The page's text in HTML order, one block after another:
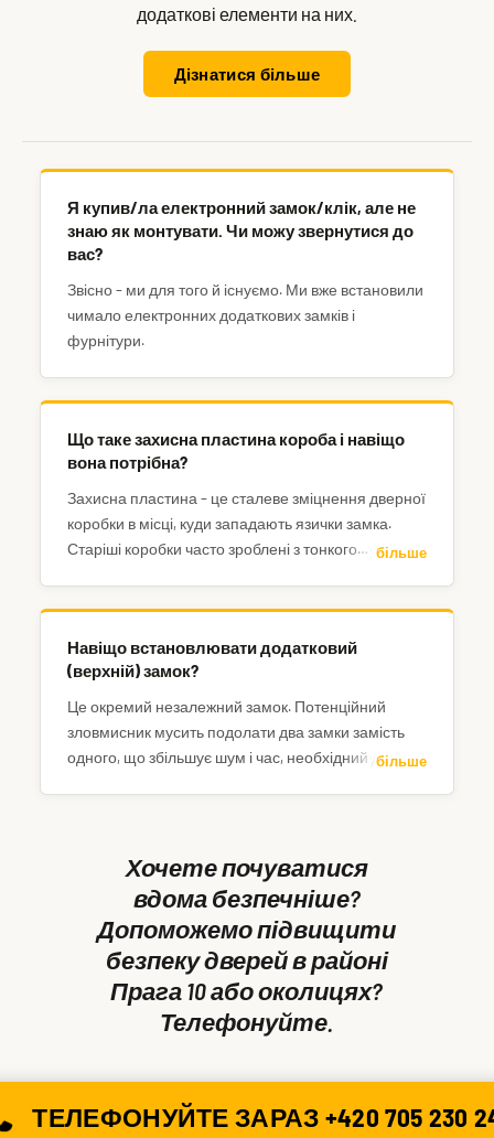
додаткові елементи на них.
Дізнатися більше
Я купив/ла електронний замок/клік, але не
знаю як монтувати. Чи можу звернутися до
вас?
Звісно – ми для того й існуємо. Ми вже встановили
чимало електронних додаткових замків і
фурнітури.
Що таке захисна пластина короба і навіщо
вона потрібна?
Захисна пластина – це сталеве зміцнення дверної
коробки в місці, куди западають язички замка.
Старіші коробки часто зроблені з тонкого
більше
Навіщо встановлювати додатковий
(верхній) замок?
Це окремий незалежний замок. Потенційний
зловмисник мусить подолати два замки замість
одного, що збільшує шум і час, необхідний длябільше
Хочете почуватися
вдома безпечніше?
Допоможемо підвищити
безпеку дверей в районі
Прага 10 або околицях?
Телефонуйте.
ТЕЛЕФОНУЙТЕ ЗАРАЗ +420 705 230